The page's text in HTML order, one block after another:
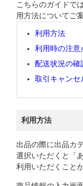
こちらのガイドで
用方法についてご
利用方法
利用時の注意
配送状況の確
取引キャンセ
利用方法
出品の際に出品カ
選択いただくと「
利用いただくこと